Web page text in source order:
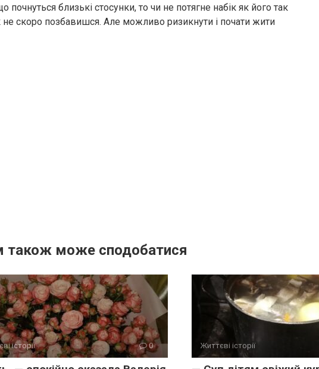
близькі стосунки, то чи не потягне набік як його так
скоро позбавишся. Але можливо ризикнути і почати жити
також може сподобатися
історії 0 Життєві історії